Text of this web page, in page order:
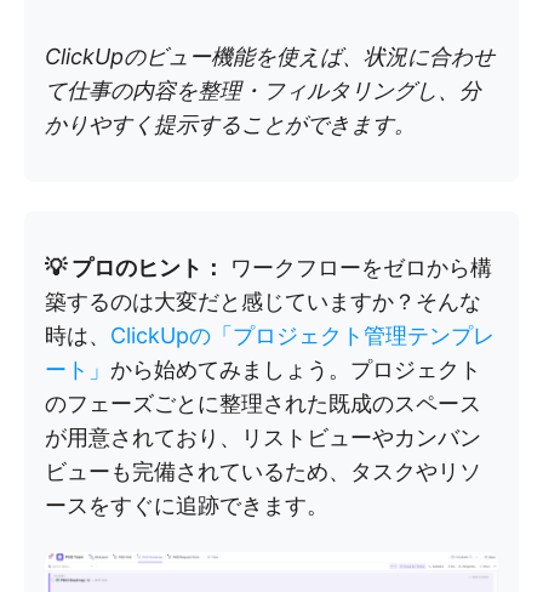
ClickUpのビュー機能を使えば、状況に合わせ
て仕事の内容を整理・フィルタリングし、分
かりやすく提示することができます。
💡 プロのヒント：
ワークフローをゼロから構
築するのは大変だと感じていますか？そんな
時は、 ClickUpの「プロジェクト管理テンプレ
ート」 から始めてみましょう。プロジェクト
のフェーズごとに整理された既成のスペース
が用意されており、リストビューやカンバン
ビューも完備されているため、タスクやリソ
ースをすぐに追跡できます。